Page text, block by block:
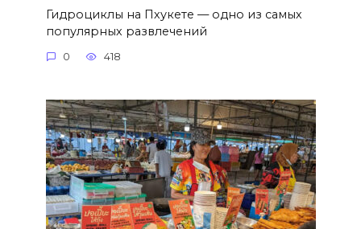
Гидроциклы на Пхукете — одно из самых
популярных развлечений
0 418